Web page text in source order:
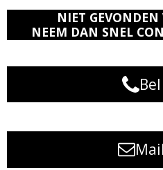
NIET
NEEM DAN SNEL